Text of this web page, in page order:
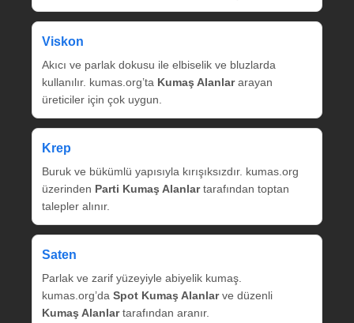
Viskon
Akıcı ve parlak dokusu ile elbiselik ve bluzlarda
kullanılır. kumas.org’ta Kumaş Alanlararayan
üreticiler için çok uygun.
Krep
Buruk ve bükümlü yapısıyla kırışıksızdır. kumas.org
üzerinden Parti Kumaş Alanlartarafından toptan
talepler alınır.
Saten
Parlak ve zarif yüzeyiyle abiyelik kumaş.
kumas.org’da Spot Kumaş Alanlarve düzenli
Kumaş Alanlartarafından aranır.